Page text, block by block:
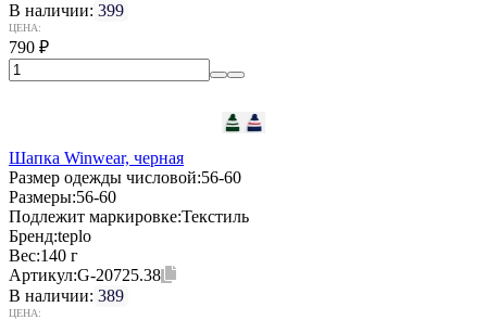
В наличии: 399
ЦЕНА:
790 ₽
Шапка Winwear, черная
Размер одежды числовой:56-60
Размеры:56-60
Подлежит маркировке:Текстиль
Бренд:teplo
Вес:140 г
Артикул:G-20725.38
В наличии: 389
ЦЕНА: